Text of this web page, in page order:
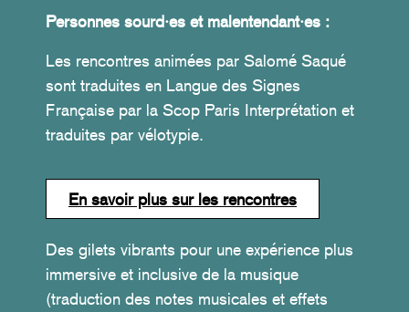
Personnes sourd·es et malentendant·es :
Les rencontres animées par Salomé Saqué
sont traduites en Langue des Signes
Française par la Scop Paris Interprétation et
traduites par vélotypie.
En savoir plus sur les rencontres
Des gilets vibrants pour une expérience plus
immersive et inclusive de la musique
(traduction des notes musicales et effets